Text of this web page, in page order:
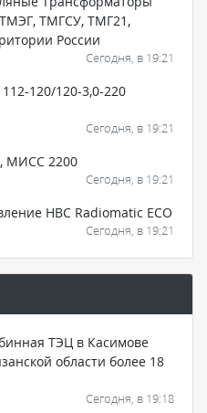
ТМГСУ, ТМГ21,
России
Сегодня, в 19:21
120/120-3,0-220
Сегодня, в 19:21
МИСС 2200
Сегодня, в 19:21
HBC Radiomatic ECO
Сегодня, в 19:21
ТЭЦ в Касимове
области более 18
Сегодня, в 19:18